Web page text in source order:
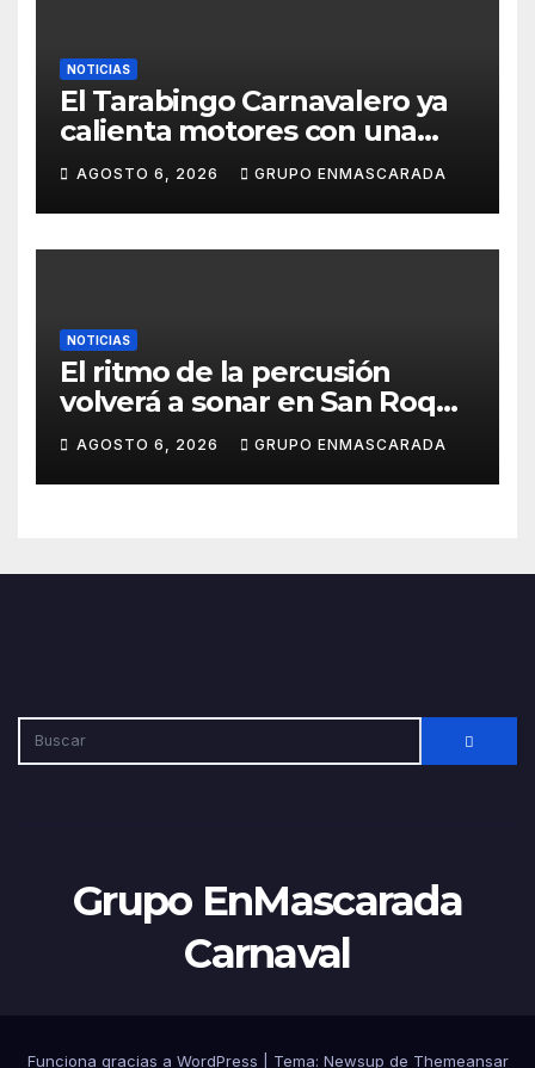
NOTICIAS
El Tarabingo Carnavalero ya
calienta motores con una
nueva edición cargada de
sorpresas
AGOSTO 6, 2026 GRUPO ENMASCARADA
NOTICIAS
El ritmo de la percusión
volverá a sonar en San Roque
con un taller abierto a todos
los públicos
AGOSTO 6, 2026 GRUPO ENMASCARADA
Grupo EnMascarada
Carnaval
Funciona gracias a WordPress Tema: Newsup de Themeansar